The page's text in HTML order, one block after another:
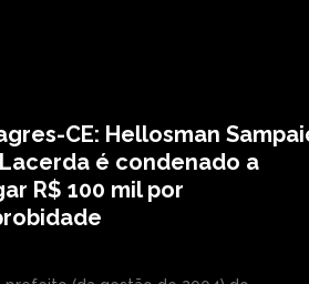
CE: Hellosman
é condenado a
R$ 100 mil por